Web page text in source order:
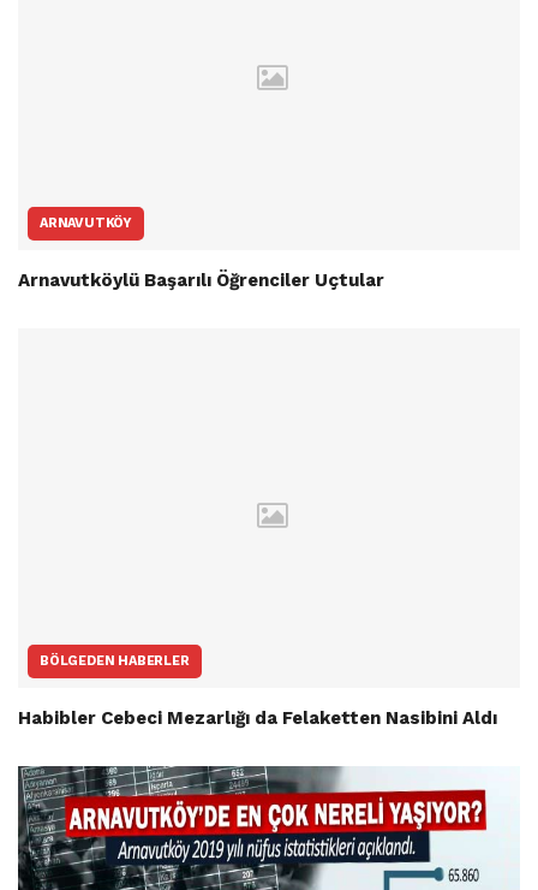
ARNAVUTKÖY
Arnavutköylü Başarılı Öğrenciler Uçtular
BÖLGEDEN HABERLER
Habibler Cebeci Mezarlığı da Felaketten Nasibini Aldı